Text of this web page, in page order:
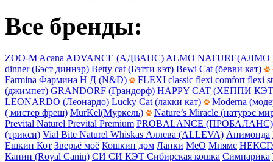
Все бренды:
ZOO-M Acana ADVANCE (АДВАНС) ALMO
dinner (Бэст диннэр) Betty cat (Бэтти кэт) Bewi Cat (бевви кат)
Farmina Фармина Н Д (N&D)
FLEXI classic flexi comfort flexi
(джимпет) GRANDORF (Грандорф) HAPPY CAT (ХЕППИ
LEONARDO (Леонардо) Lucky Cat (лакки кат)
Moderna
( мистер фреш) MurKel(Муркель)
Nature’s Miracle (натурэс
Prevital Naturel Prevital Premium PROBALANCE (ПРОБАЛАНС)
(трикси) Vial Bite Naturel Whiskas Аллева (ALLEVA) Анимонда
Ешкин Кот Зверьё моё Кошкин дом Лапки МеО Мнямс
Канин (Royal Canin) СИ СИ КЭТ Сибирская кошка Симпарика